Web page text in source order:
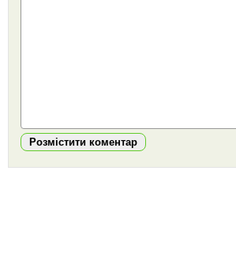
Розмістити коментар